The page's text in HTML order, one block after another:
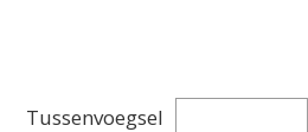
Tussenvoegsel